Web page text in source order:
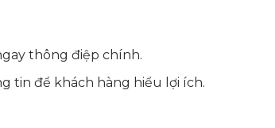
thông điệp chính.
tin để khách hàng hiểu lợi ích.